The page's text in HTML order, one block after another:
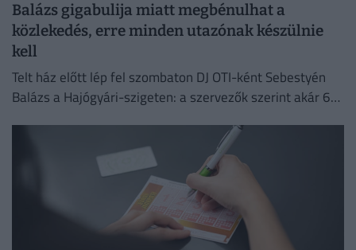
Balázs gigabulija miatt megbénulhat a
közlekedés, erre minden utazónak készülnie
kell
Telt ház előtt lép fel szombaton DJ OTI-ként Sebestyén
Balázs a Hajógyári-szigeten: a szervezők szerint akár 65